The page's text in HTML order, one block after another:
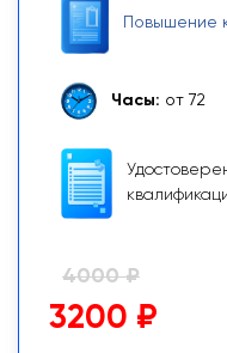
Повышение
Часы: от 72
4000 ₽
3200 ₽